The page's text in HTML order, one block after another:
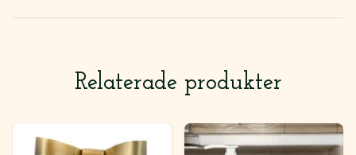
Relaterade produkter